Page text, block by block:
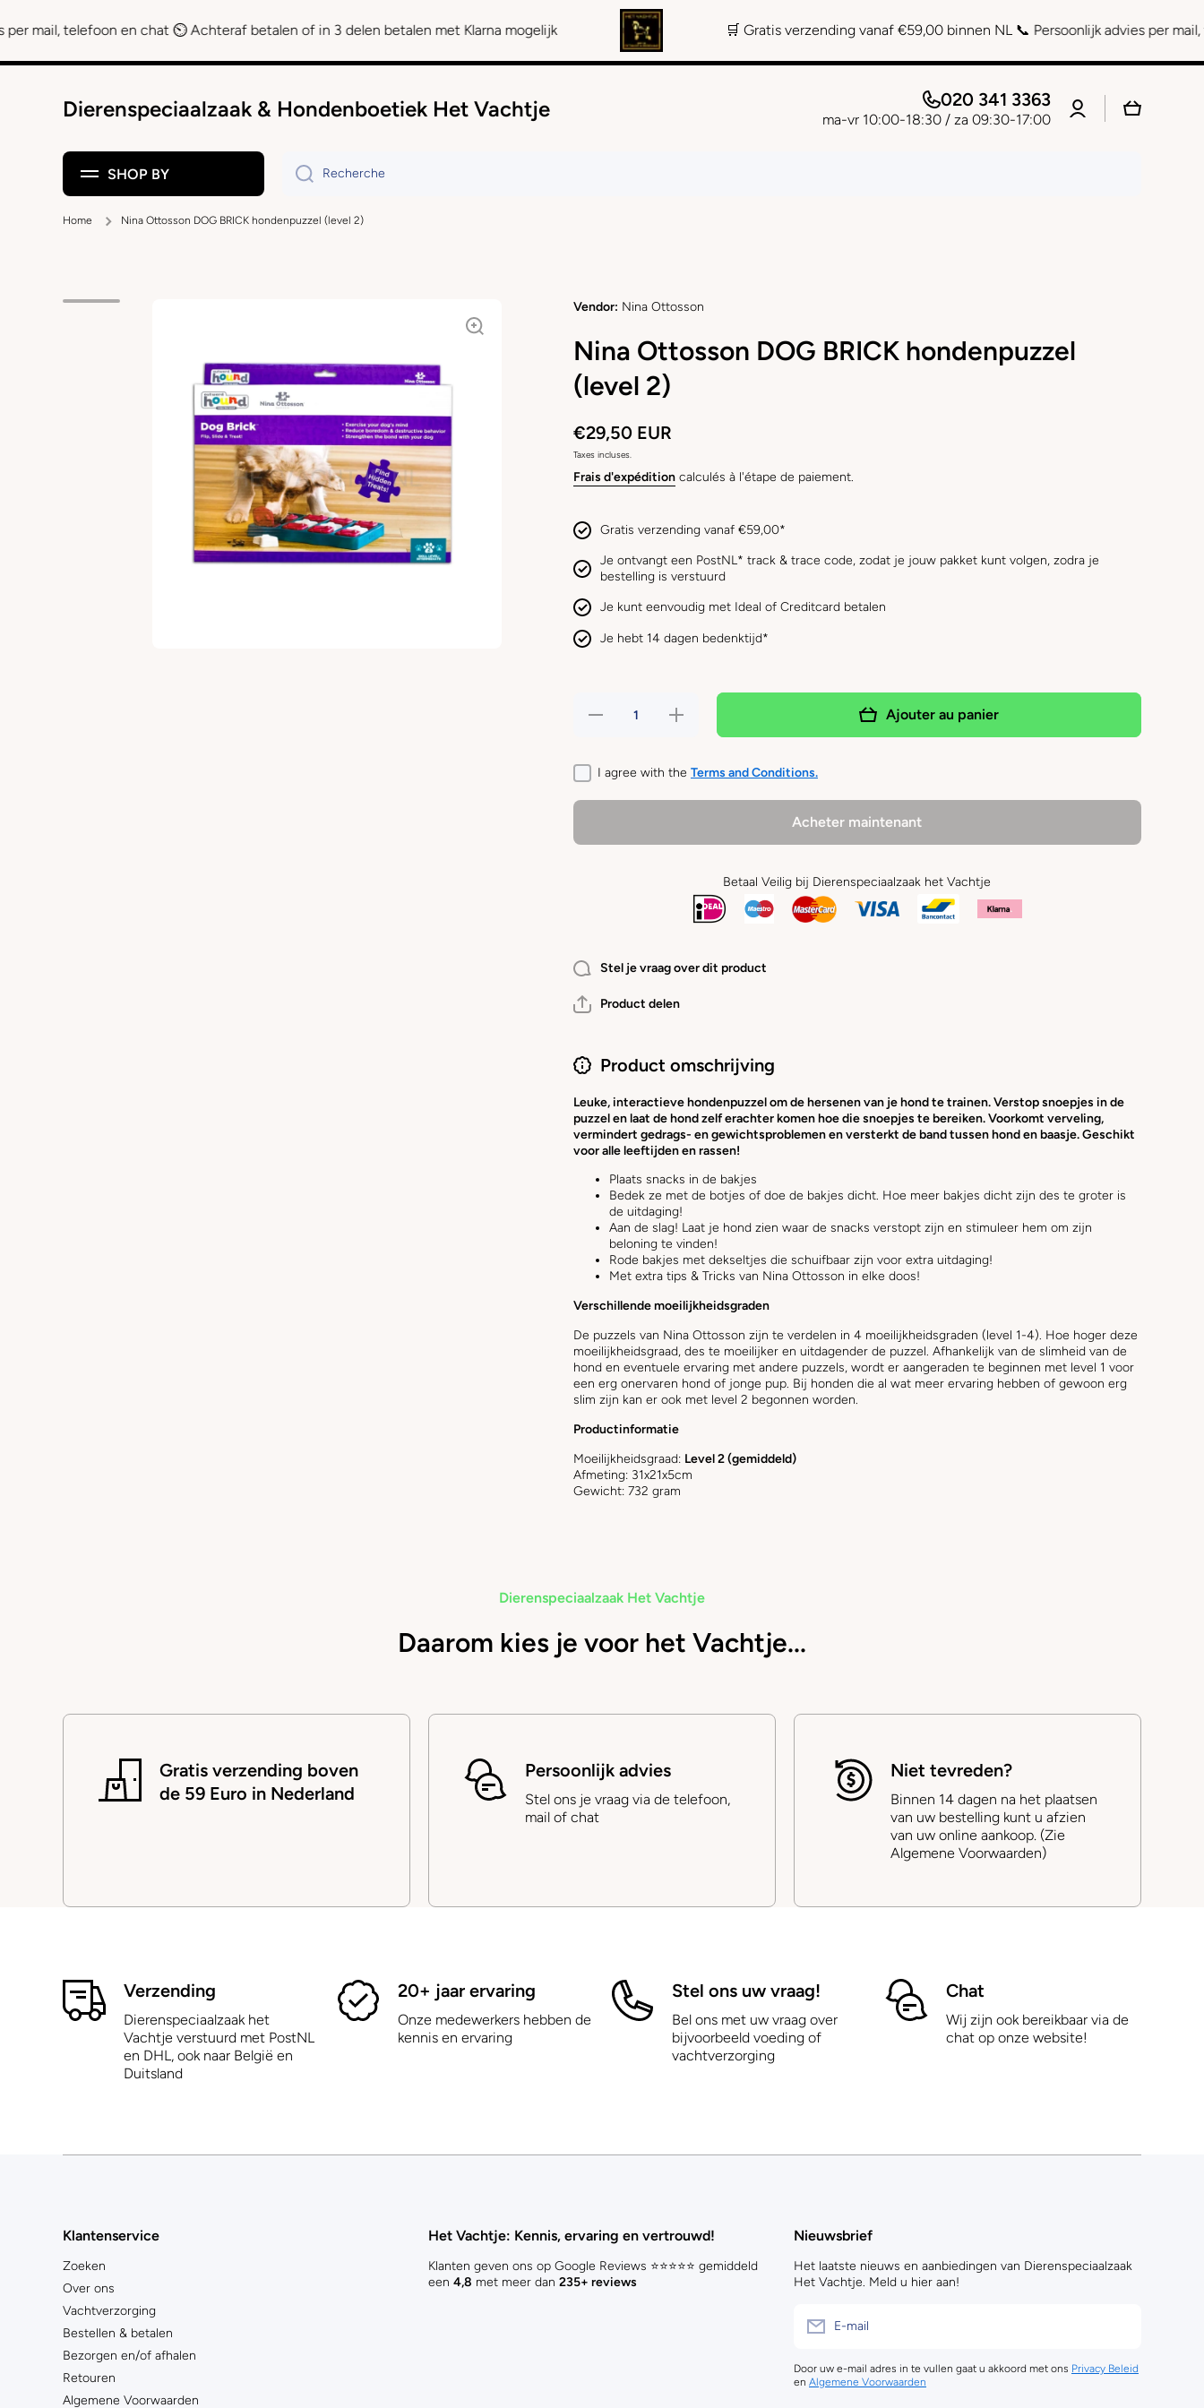
Ignorer et passer au contenu
en chat ⏲ Achteraf betalen of in 3 delen betalen met Klarna mogelijk 🛒 Gratis verzending vanaf €59,00 binnen NL 📞 Persoonlijk advies per mail,
Dierenspeciaalzaak & Hondenboetiek Het Vachtje 020 341 3363
ma-vr 10:00-18:30 / za 09:30-17:00
ConnexionPanier
SHOP BY Recherche
Home Nina Ottosson DOG BRICK hondenpuzzel (level 2)
Vendor: Nina Ottosson
Nina Ottosson DOG BRICK hondenpuzzel
(level 2)
€29,50 EUR
Taxes incluses.
Frais d'expéditioncalculés à l'étape de paiement.
Gratis verzending vanaf €59,00*
Je ontvangt een PostNL* track & trace code, zodat je jouw pakket kunt volgen, zodra je
bestelling is verstuurd
Je kunt eenvoudig met Ideal of Creditcard betalen
Je hebt 14 dagen bedenktijd*
Réduire la
DOG BRICK
hondenpuzzel
Augmenter la
quantité de
DOG BRICK
hondenpuzzel
Ajouter au panier
I agree with the Terms and Conditions.
Acheter maintenant
Betaal Veilig bij Dierenspeciaalzaak het Vachtje
Stel je vraag over dit product
Product delen
Product omschrijving
Leuke, interactieve hondenpuzzel om de hersenen van je hond te trainen. Verstop snoepjes in de
puzzel en laat de hond zelf erachter komen hoe die snoepjes te bereiken. Voorkomt verveling,
vermindert gedrags- en gewichtsproblemen en versterkt de band tussen hond en baasje. Geschikt
voor alle leeftijden en rassen!
Plaats snacks in de bakjes
Bedek ze met de botjes of doe de bakjes dicht. Hoe meer bakjes dicht zijn des te groter is
de uitdaging!
Aan de slag! Laat je hond zien waar de snacks verstopt zijn en stimuleer hem om zijn
beloning te vinden!
Rode bakjes met dekseltjes die schuifbaar zijn voor extra uitdaging!
Met extra tips & Tricks van Nina Ottosson in elke doos!
Verschillende moeilijkheidsgraden
De puzzels van Nina Ottosson zijn te verdelen in 4 moeilijkheidsgraden (level 1-4). Hoe hoger deze
moeilijkheidsgraad, des te moeilijker en uitdagender de puzzel. Afhankelijk van de slimheid van de
hond en eventuele ervaring met andere puzzels, wordt er aangeraden te beginnen met level 1 voor
een erg onervaren hond of jonge pup. Bij honden die al wat meer ervaring hebben of gewoon erg
slim zijn kan er ook met level 2 begonnen worden.
Productinformatie
Moeilijkheidsgraad: Level 2 (gemiddeld)
Afmeting:31x21x5cm
Gewicht: 732 gram
Dierenspeciaalzaak Het Vachtje
Daarom kies je voor het Vachtje...
Gratis verzending boven
de 59 Euro in Nederland
Persoonlijk advies
Stel ons je vraag via de telefoon,
mail of chat
Niet tevreden?
Binnen 14 dagen na het plaatsen
van uw bestelling kunt u afzien
van uw online aankoop. (Zie
Algemene Voorwaarden)
Verzending
Dierenspeciaalzaak het
Vachtje verstuurd met PostNL
en DHL, ook naar België en
Duitsland
20+ jaar ervaring
Onze medewerkers hebben de
kennis en ervaring
Stel ons uw vraag!
Bel ons met uw vraag over
bijvoorbeeld voeding of
vachtverzorging
Chat
Wij zijn ook bereikbaar via de
chat op onze website!
Klantenservice
Zoeken
Over ons
Vachtverzorging
Bestellen & betalen
Bezorgen en/of afhalen
Retouren
Algemene Voorwaarden
Het Vachtje: Kennis, ervaring en vertrouwd!
Klanten geven ons op Google Reviews ⭐⭐⭐⭐⭐ gemiddeld
een 4,8 met meer dan 235+ reviews
Nieuwsbrief
Het laatste nieuws en aanbiedingen van Dierenspeciaalzaak
Het Vachtje. Meld u hier aan!
E-mail
Door uw e-mail adres in te vullen gaat u akkoord met ons Privacy Beleid
en Algemene Voorwaarden